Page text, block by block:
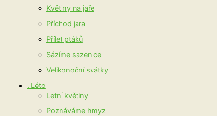
Květiny na jaře
Příchod jara
Přílet ptáků
Sázíme sazenice
Velikonoční svátky
. Léto
Letní květiny
Poznáváme hmyz